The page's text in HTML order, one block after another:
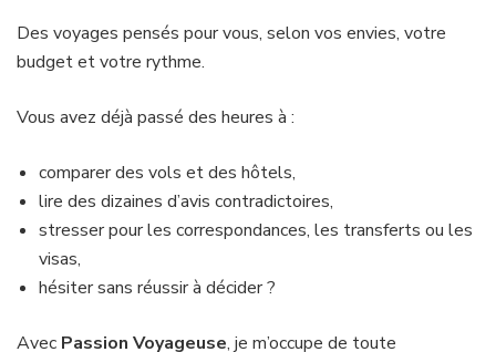
Des voyages pensés pour vous, selon vos envies, votre
budget et votre rythme.
Vous avez déjà passé des heures à :
comparer des vols et des hôtels,
lire des dizaines d’avis contradictoires,
stresser pour les correspondances, les transferts ou les
visas,
hésiter sans réussir à décider ?
Avec Passion Voyageuse, je m’occupe de toute